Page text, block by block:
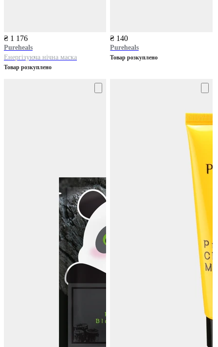
₴ 1 176
Pureheals
Енергізуюча нічна маска
Товар розкуплено
₴ 140
Pureheals
Товар розкуплено